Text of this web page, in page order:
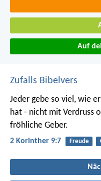
Auf
Zufalls Bibelvers
Jeder gebe so viel, wie
hat - nicht mit Verdruss
fröhliche Geber.
2 Korinther 9:7 Freude